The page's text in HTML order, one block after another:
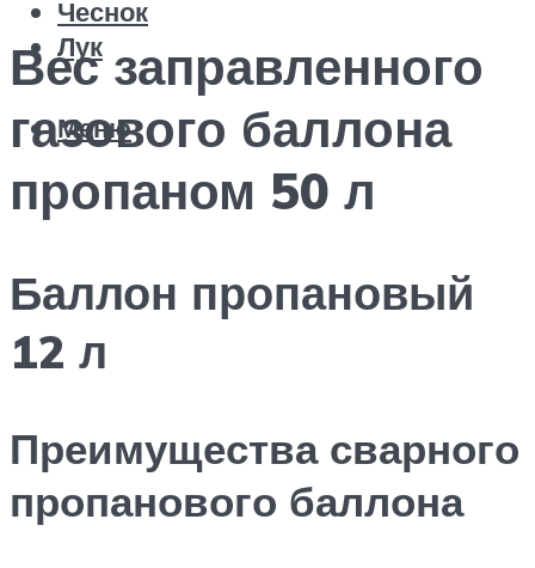
Чеснок
Лук
Меню
Вес заправленного
газового баллона
пропаном 50 л
Баллон пропановый
12 л
Преимущества сварного
пропанового баллона